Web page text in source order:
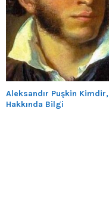
Aleksandır Puşkin Kimdir,
Hakkında Bilgi